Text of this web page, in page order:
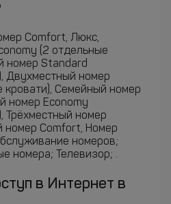
Comfort, Люкс,
(2 отдельные
номер Standard
Двухместный номер
Семейный номер
номер Economy
Трёхместный номер
номер Comfort, Номер
номеров;
номера; Телевизор; .
в Интернет в